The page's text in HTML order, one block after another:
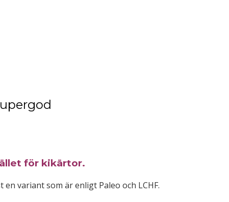
för kikärtor.
variant som är enligt Paleo och LCHF.